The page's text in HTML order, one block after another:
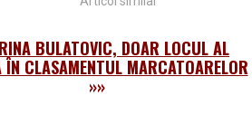
BULATOVIC, DOAR LOCUL AL
ÎN CLASAMENTUL MARCATOARELOR
»»